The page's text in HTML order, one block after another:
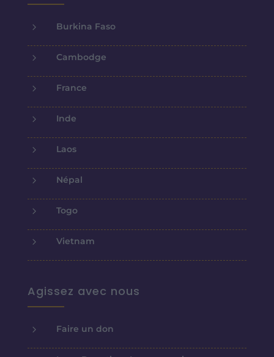
5 Burkina Faso
5 Cambodge
5 France
5 Inde
5 Laos
5 Népal
5 Togo
5 Vietnam
Agissez avec nous
5 Faire un don